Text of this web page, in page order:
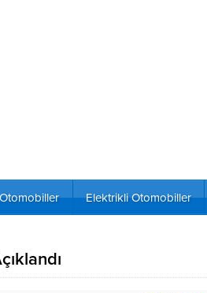
Elektrikli Otomobiller